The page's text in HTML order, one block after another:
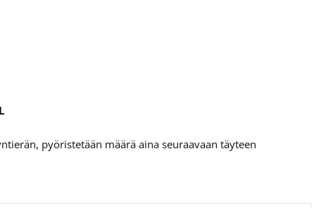
pyöristetään määrä aina seuraavaan täyteen